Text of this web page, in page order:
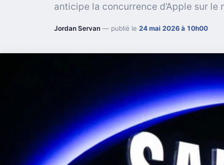
anticipe la concurrence d’Apple sur le
Jordan Servan — publié le 24 mai 2026 à 10h00